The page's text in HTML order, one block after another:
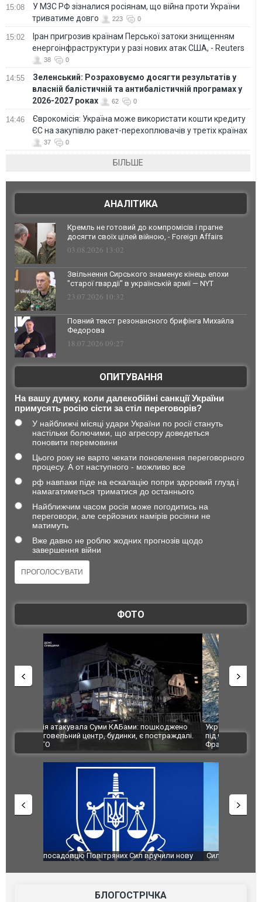
15:08
У МЗС РФ зізналися росіянам, що війна проти України
триватиме довго
223 0
15:02
Іран пригрозив країнам Перської затоки знищенням
енергоінфраструктури у разі нових атак США, - Reuters
38 0
14:55
Зеленський: Розраховуємо досягти результатів у
власній балістичній та антибалістичній програмах у
2026-2027 роках
62 0
14:46
Єврокомісія: Україна може використати кошти кредиту
ЄС на закупівлю ракет-перехоплювачів у третіх країнах
37 0
БІЛЬШЕ
АНАЛІТИКА
Кремль не готовий до компромісів і прагне
досягти своїх цілей війною, - Foreign Affairs
03.08.2026 13:02
Звільнення Сирського знаменує кінець епохи
"старої гвардії" в українській армії — NYT
23.07.2026 10:32
Повний текст резонансного брифінга Михайла
Федорова
18.07.2026 09:27
ОПИТУВАННЯ
На вашу думку, коли далекобійні санкції України
примусять росію сісти за стіл переговорів?
У найближчі місяці удари України по росії стануть
настільки болючими, що агресору доведеться
поновити перемовини
Цього року не варто чекати поновлення переговорного
процесу. А от наступного - можливо все
рф навпаки піде на ескалацію попри здоровий глузд і
намагатиметься триматися до останнього
Найближчим часом росія може погодитись на
переговори, але серйозних намірів росіяни не
матимуть
Вже давно не роблю жодних прогнозів щодо
завершення війни
ФОТО
Українські надзвичайники врятували козуленя
під час ліквідації масштабної лісової пожежі у
Франції
СБУ за
Болгарії
Сили оборони уразили Ярославський НПЗ:
атаку. ВІДЕО
Неймар
БЛОГОСТРІЧКА